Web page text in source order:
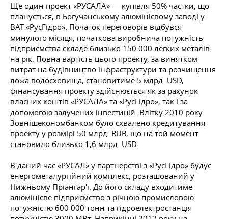
Ще один проект «РУСАЛА» — купівля 50% частки, що
планується, в Богучанському алюмінієвому заводі у
ВАТ «РусГідро». Початок переговорів відбувся
минулого місяця, початкова виробнича потужність
підприємства складе близько 150 000 легких металів
на рік. Повна вартість цього проекту, за винятком
витрат на будівництво інфраструктури та розчищення
ложа водосховища, становитиме 5 млрд. USD,
фінансування проекту здійснюється як за рахунок
власних коштів «РУСАЛА» та «РусГідро», так і за
допомогою залучених інвестицій. Влітку 2010 року
Зовнішекономбанком було схвалено кредитування
проекту у розмірі 50 млрд. RUB, що на той момент
становило близько 1,6 млрд. USD.
В даний час «РУСАЛ» у партнерстві з «РусГідро» будує
енергометалургійний комплекс, розташований у
Нижньому Пріангар'ї. До його складу входитиме
алюмінієве підприємство з річною промисловою
потужністю 600 000 тонн та гідроелектростанція